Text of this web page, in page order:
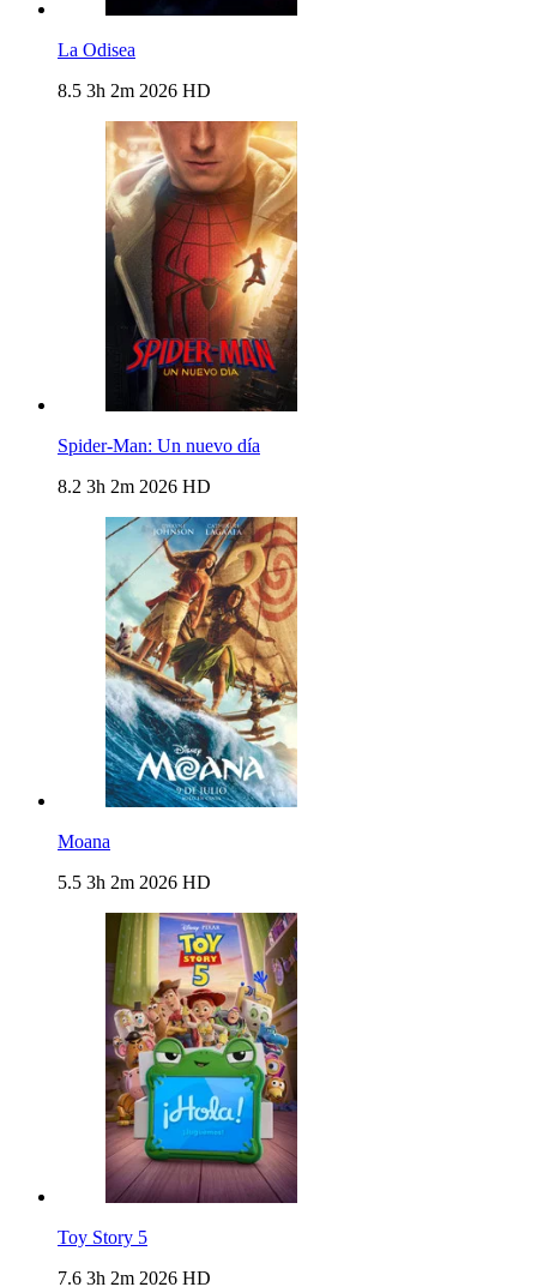
La Odisea
8.5 3h 2m 2026 HD
Spider-Man: Un nuevo día
8.2 3h 2m 2026 HD
Moana
5.5 3h 2m 2026 HD
Toy Story 5
7.6 3h 2m 2026 HD